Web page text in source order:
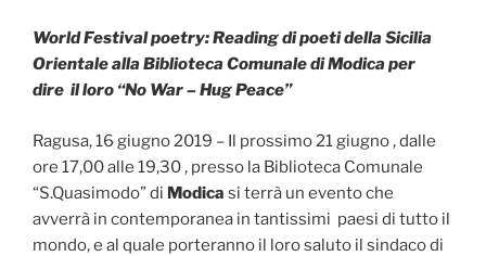
World Festival poetry: Reading di poeti della Sicilia
Orientale alla Biblioteca Comunale di Modica per
dire il loro “No War – Hug Peace”
Ragusa, 16 giugno 2019 – Il prossimo 21 giugno , dalle
ore 17,00 alle 19,30 , presso la Biblioteca Comunale
“S.Quasimodo” di Modica si terrà un evento che
avverrà in contemporanea in tantissimi paesi di tutto il
mondo, e al quale porteranno il loro saluto il sindaco di